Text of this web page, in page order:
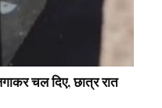
चल दिए, छात्र रात